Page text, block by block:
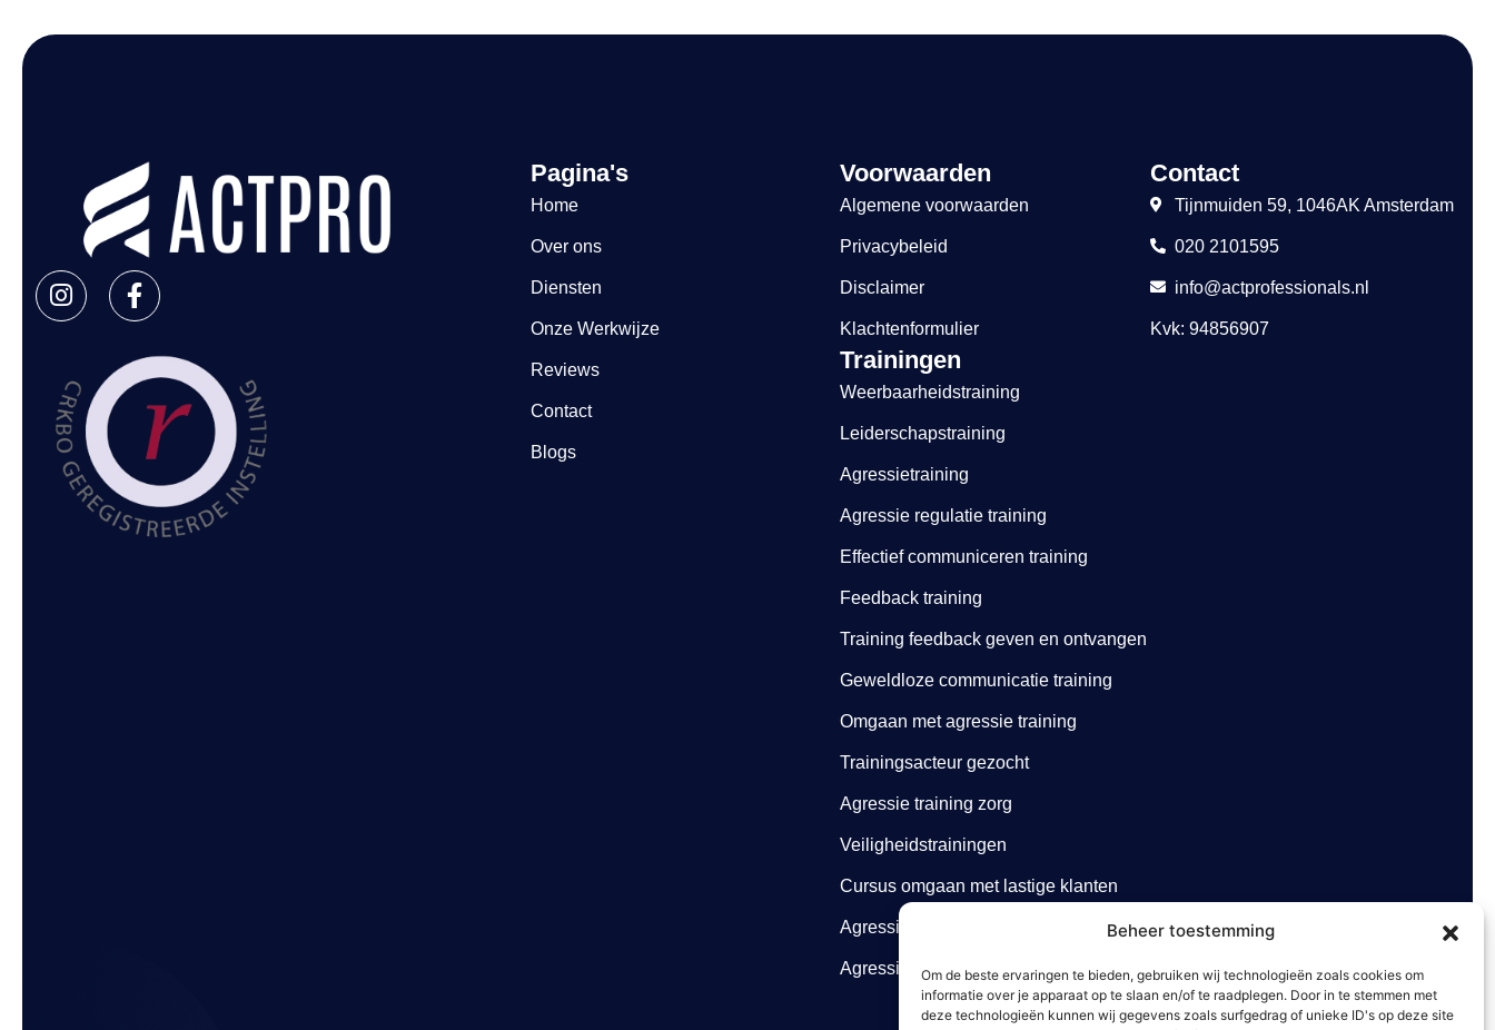
Beheer toestemming
Om de beste ervaringen te bieden, gebruiken wij technologieën zoals cookies om
informatie over je apparaat op te slaan en/of te raadplegen. Door in te stemmen met
deze technologieën kunnen wij gegevens zoals surfgedrag of unieke ID's op deze site
Pagina's
Home
Over ons
Diensten
Onze Werkwijze
Reviews
Contact
Blogs
Voorwaarden
Algemene voorwaarden
Privacybeleid
Disclaimer
Klachtenformulier
Trainingen
Weerbaarheidstraining
Leiderschapstraining
Agressietraining
Agressie regulatie training
Effectief communiceren training
Feedback training
Training feedback geven en ontvangen
Geweldloze communicatie training
Omgaan met agressie training
Trainingsacteur gezocht
Agressie training zorg
Veiligheidstrainingen
Cursus omgaan met lastige klanten
Agressie cursus
Agressietraining zorg
Contact
Tijnmuiden 59, 1046AK Amsterdam
020 2101595
info@actprofessionals.nl
Kvk: 94856907